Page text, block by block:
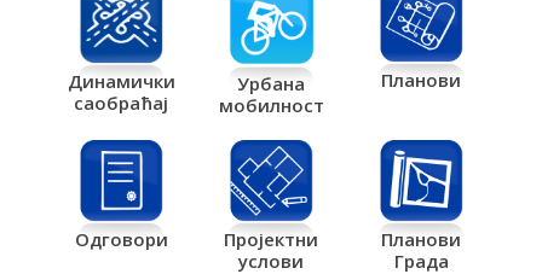
Динамички
саобраћај
Урбана
мобилност
Планови
Одговори
Пројектни
услови
Планови
Града